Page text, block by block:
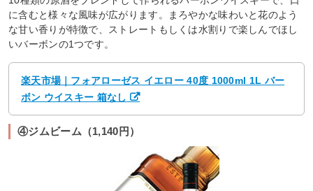
に含むと様々な風味が広がります。まろやかな味わいと花のよう
な甘い香りが特徴で、ストレートもしくは水割りで楽しんでほし
いバーボンの1つです。
楽天市場｜フォアローゼス イエロー 40度 1000ml 1L バー
ボン ウイスキー 箱なし
④ジムビーム（1,140円）